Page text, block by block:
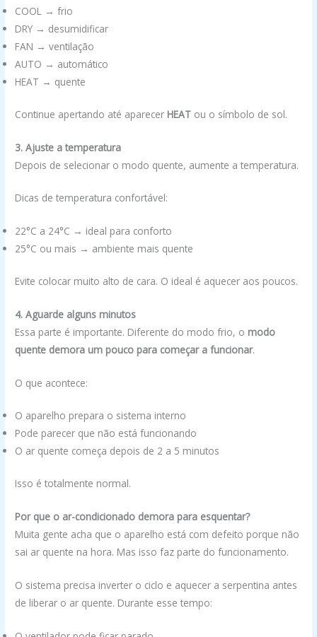
COOL → frio
DRY → desumidificar
FAN → ventilação
AUTO → automático
HEAT → quente
Continue apertando até aparecer HEAT ou o símbolo de sol.
3. Ajuste a temperatura
Depois de selecionar o modo quente, aumente a temperatura.
Dicas de temperatura confortável:
22°C a 24°C → ideal para conforto
25°C ou mais → ambiente mais quente
Evite colocar muito alto de cara. O ideal é aquecer aos poucos.
4. Aguarde alguns minutos
Essa parte é importante. Diferente do modo frio, o modo
quente demora um pouco para começar a funcionar.
O que acontece:
O aparelho prepara o sistema interno
Pode parecer que não está funcionando
O ar quente começa depois de 2 a 5 minutos
Isso é totalmente normal.
Por que o ar-condicionado demora para esquentar?
Muita gente acha que o aparelho está com defeito porque não
sai ar quente na hora. Mas isso faz parte do funcionamento.
O sistema precisa inverter o ciclo e aquecer a serpentina antes
de liberar o ar quente. Durante esse tempo: